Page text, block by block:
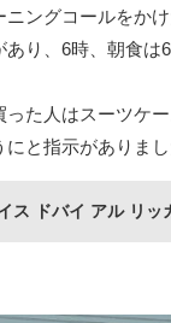
ングコールをか
り、6時、朝食は
た人はスーツケ
と指示がありまし
ス ドバイ アル リッ